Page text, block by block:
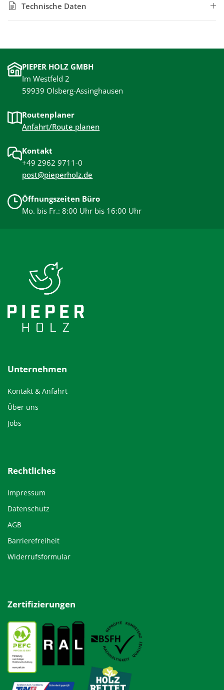
Technische Daten
PIEPER HOLZ GMBH
Im Westfeld 2
59939 Olsberg-Assinghausen
Routenplaner
Anfahrt/Route planen
Kontakt
+49 2962 9711-0
post@pieperholz.de
Öffnungszeiten Büro
Mo. bis Fr.: 8:00 Uhr bis 16:00 Uhr
Unternehmen
Kontakt & Anfahrt
Über uns
Jobs
Rechtliches
Impressum
Datenschutz
AGB
Barrierefreiheit
Widerrufsformular
Zertifizierungen